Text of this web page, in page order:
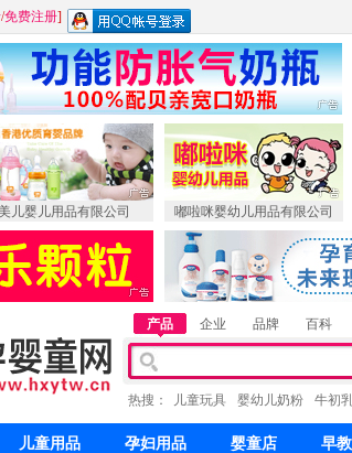
/免费注册]
儿婴儿用品有限公司 嘟啦咪婴幼儿用品有限公司
产品 企业 品牌 百科
热搜： 儿童玩具 婴幼儿奶粉 牛初
儿童用品 孕妇用品 婴童店 早